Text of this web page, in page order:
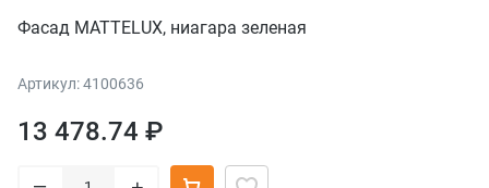
Фасад MATTELUX, ниагара зеленая
Артикул: 4100636
13 478.74 ₽